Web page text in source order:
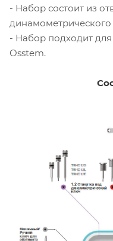
- Набор состоит из
- Набор подходит
Osstem.